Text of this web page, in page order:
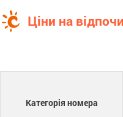
Ціни на
Категорія номера